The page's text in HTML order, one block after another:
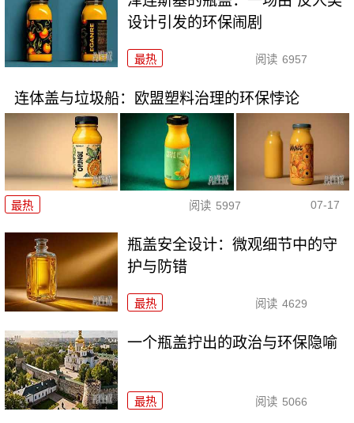
设计引发的环保闹剧
最热 阅读 6957
连体盖与垃圾船：欧盟塑料治理的环保悖论
最热 阅读 5997 07-17
瓶盖安全设计：微观细节中的守
护与防错
最热 阅读 4629
一个瓶盖拧出的政治与环保隐喻
最热 阅读 5066